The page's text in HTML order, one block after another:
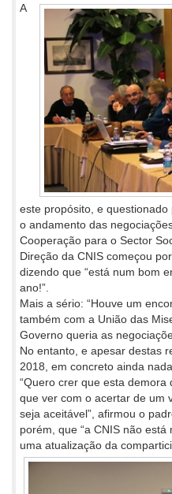
A
este propósito, e
o andamento das
Cooperação para o Sector
Direção da CNIS começou
dizendo que “está num bom
ano!”.
Mais a sério: “Houve um
também com a União das
Governo queria as
No entanto, e apesar destas
2018, em concreto ainda
“Quero crer que esta
que ver com o acertar de um
seja aceitável”, afirmou o
porém, que “a CNIS não
uma atualização da